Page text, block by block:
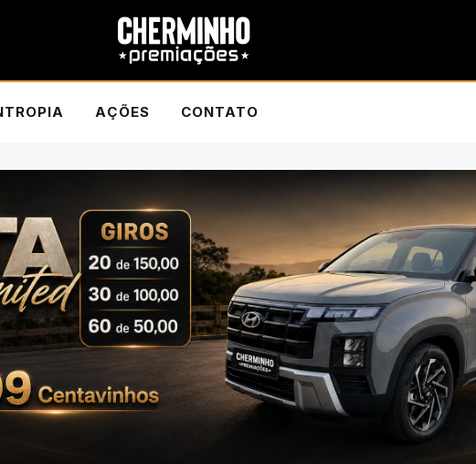
AÇÕES CONTATO